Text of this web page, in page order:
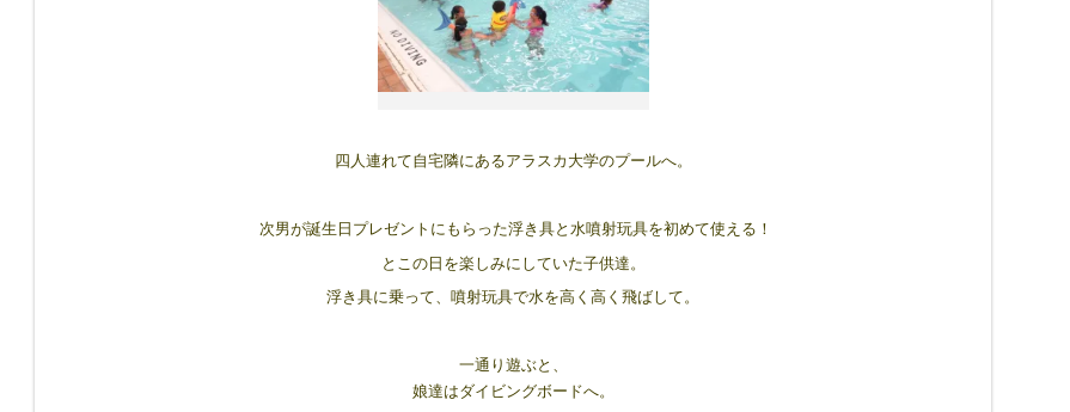
四人連れて自宅隣にあるアラスカ大学のプールへ。
次男が誕生日プレゼントにもらった浮き具と水噴射玩具を初めて使える！
とこの日を楽しみにしていた子供達。
浮き具に乗って、噴射玩具で水を高く高く飛ばして。
一通り遊ぶと、
娘達はダイビングボードへ。